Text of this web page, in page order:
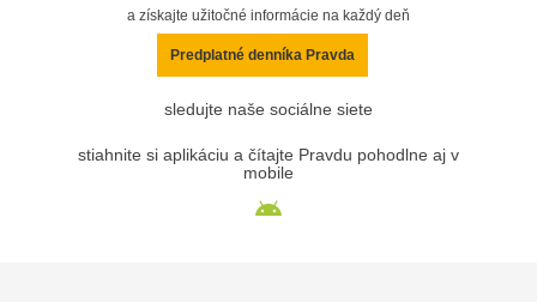
a získajte užitočné informácie na každý deň
Predplatné denníka Pravda
sledujte naše sociálne siete
stiahnite si aplikáciu a čítajte Pravdu pohodlne aj v
mobile